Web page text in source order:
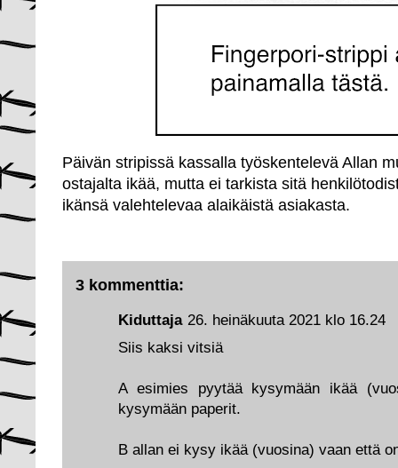
Päivän stripissä kassalla työskentelevä Allan
ostajalta ikää, mutta ei tarkista sitä
ikänsä valehtelevaa alaikäistä asiakasta.
3 kommenttia:
Kiduttaja 26. heinäkuuta 2021 klo 16.24
Siis kaksi vitsiä
A esimies pyytää kysymään ikää
kysymään paperit.
B allan ei kysy ikää (vuosina) vaan että